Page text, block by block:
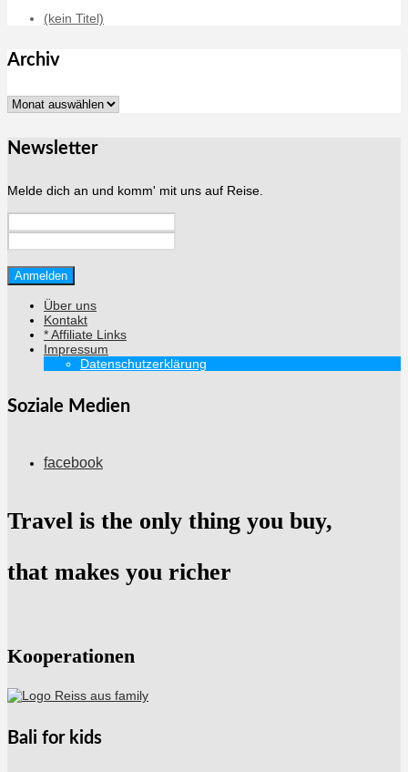
(kein Titel)
Archiv
Archiv
Newsletter
Melde dich an und komm' mit uns auf Reise.
Über uns
Kontakt
* Affiliate Links
Impressum
Datenschutzerklärung
Soziale Medien
facebook
Travel is the only thing you buy,
that makes you richer
Kooperationen
Bali for kids